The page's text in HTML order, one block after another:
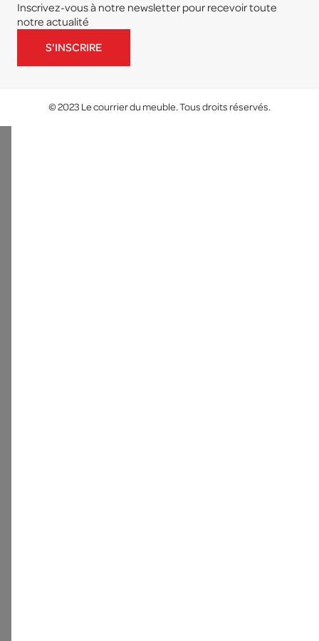
Inscrivez-vous à notre newsletter pour recevoir toute
notre actualité
S'INSCRIRE
© 2023 Le courrier du meuble. Tous droits réservés.